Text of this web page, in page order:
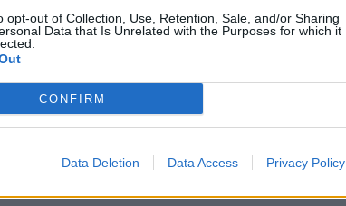
opt-out of Collection, Use, Retention, Sale, and/or Sharing
Data that Is Unrelated with the Purposes for which it
CONFIRM
Data Deletion Data Access Privacy Policy
μόνο ο Κόκε το 2019-10 και 2010-11
μέσα στην Τρίπολη.